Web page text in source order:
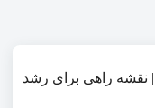
ساده | نقشه راهی برای رشد